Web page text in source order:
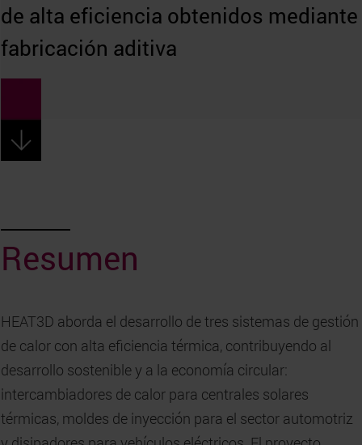
de alta eficiencia obtenidos mediante
fabricación aditiva
Resumen
HEAT3D aborda el desarrollo de tres sistemas de gestión
de calor con alta eficiencia térmica, contribuyendo al
desarrollo sostenible y a la economía circular:
intercambiadores de calor para centrales solares
térmicas, moldes de inyección para el sector automotriz